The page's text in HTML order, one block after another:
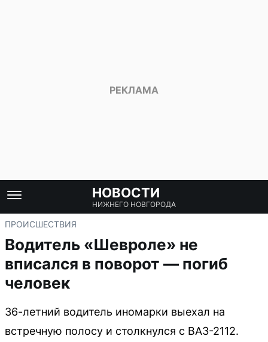
НОВОСТИ
НИЖНЕГО НОВГОРОДА
ПРОИСШЕСТВИЯ
Водитель «Шевроле» не
вписался в поворот — погиб
человек
36-летний водитель иномарки выехал на
встречную полосу и столкнулся с ВАЗ-2112.